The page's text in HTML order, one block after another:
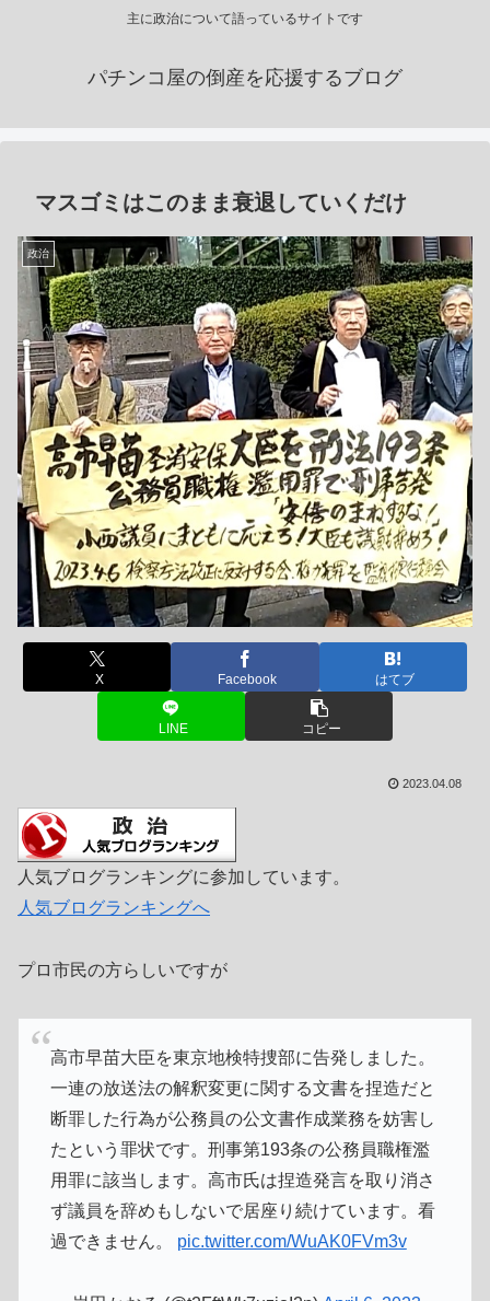
主に政治について語っているサイトです
パチンコ屋の倒産を応援するブログ
マスゴミはこのまま衰退していくだけ
政治
X Facebook はてブ
LINE コピー
2023.04.08
人気ブログランキングに参加しています。
人気ブログランキングへ
プロ市民の方らしいですが
高市早苗大臣を東京地検特捜部に告発しました。
一連の放送法の解釈変更に関する文書を捏造だと
断罪した行為が公務員の公文書作成業務を妨害し
たという罪状です。刑事第193条の公務員職権濫
用罪に該当します。高市氏は捏造発言を取り消さ
ず議員を辞めもしないで居座り続けています。看
過できません。 pic.twitter.com/WuAK0FVm3v